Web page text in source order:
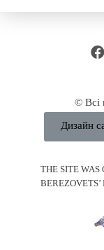
© Всі
Дизайн
THE SITE WAS